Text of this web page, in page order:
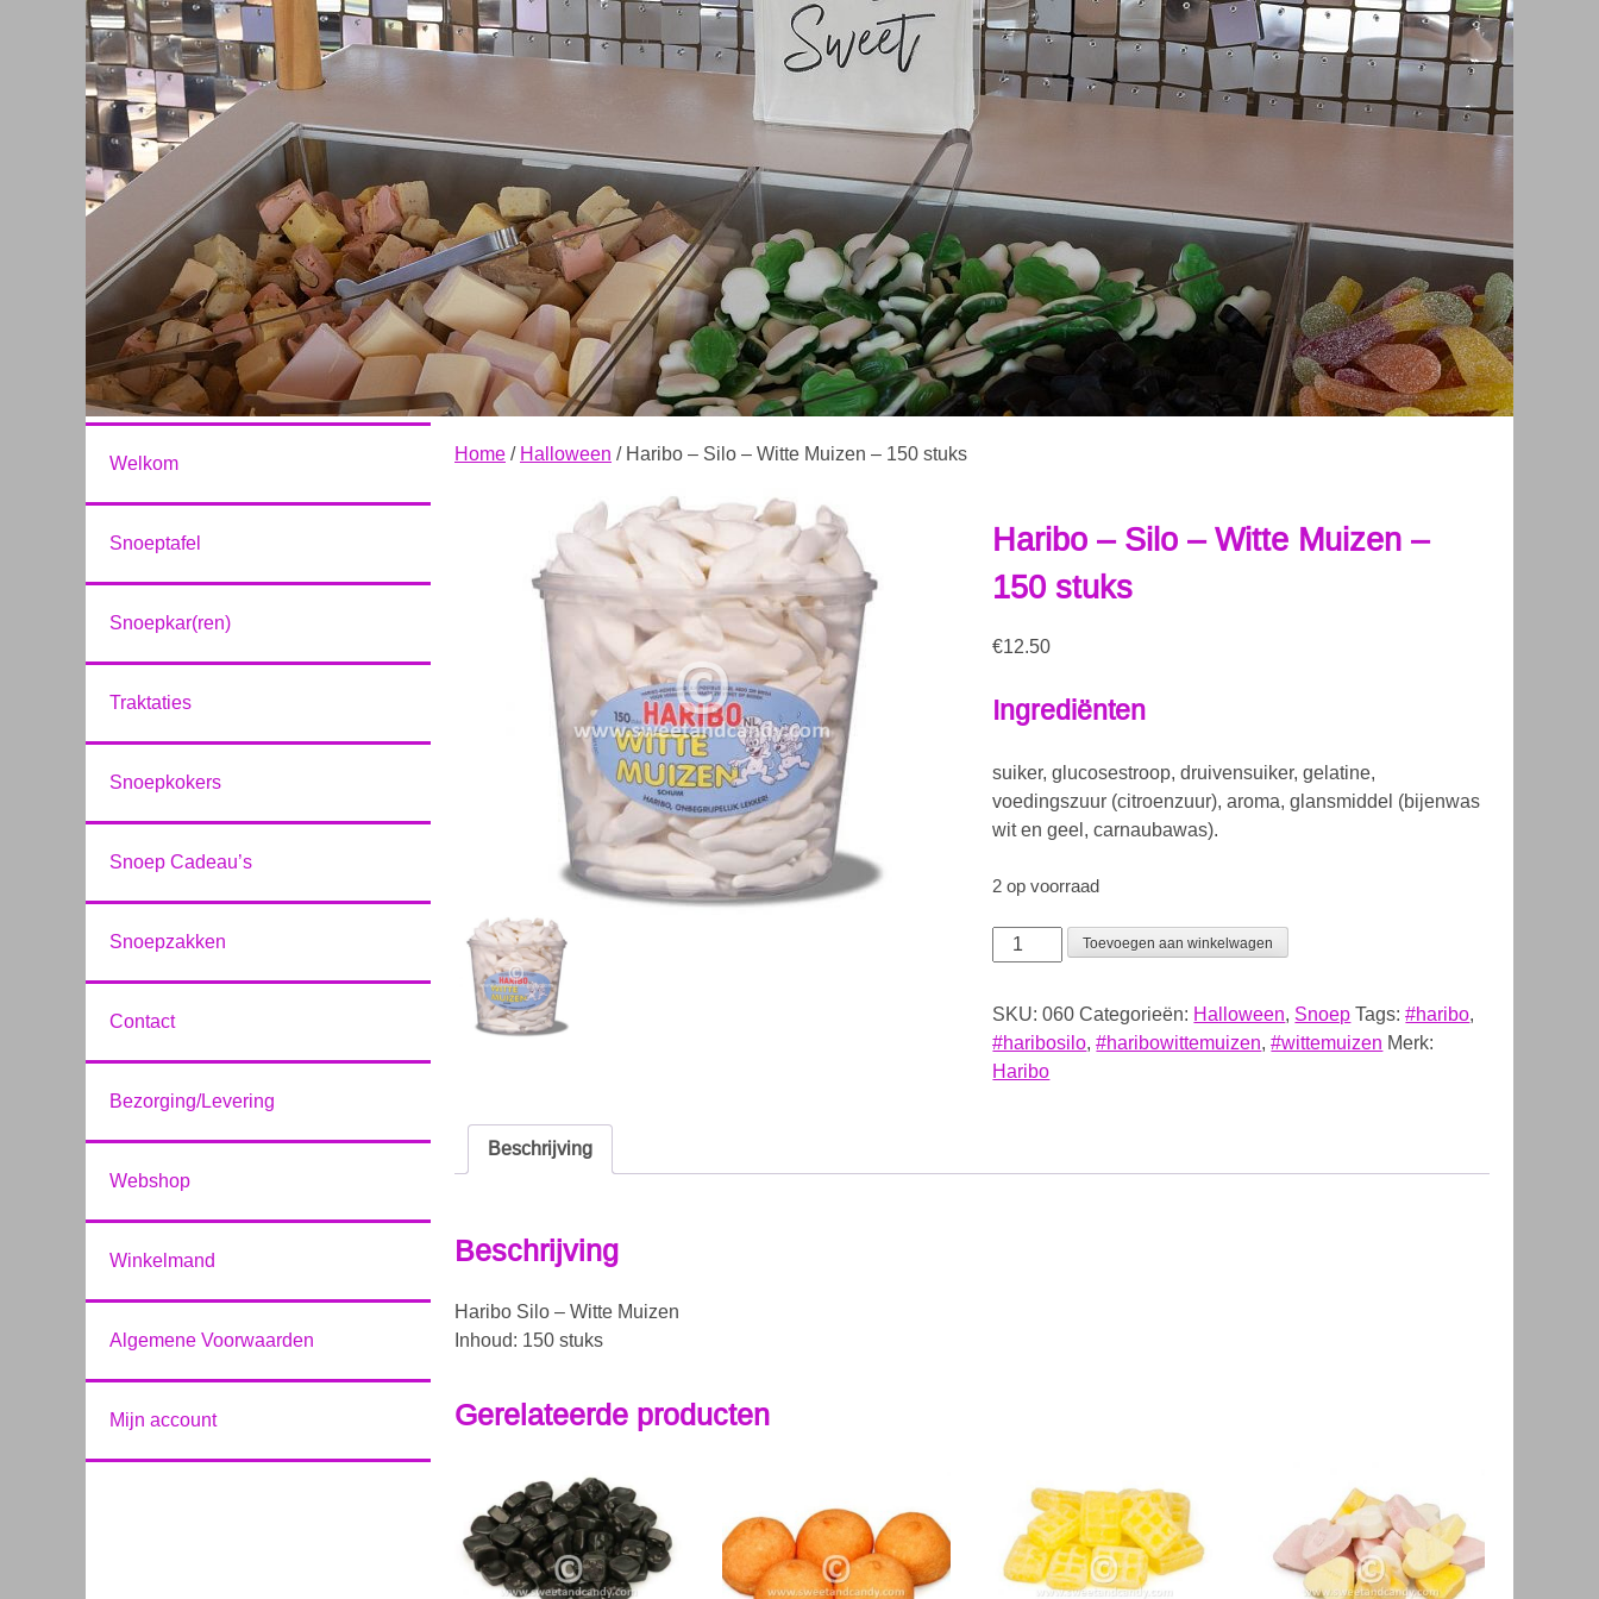
Home / Halloween / Haribo – Silo – Witte Muizen – 150 stuks
Haribo – Silo – Witte Muizen –
150 stuks
€12.50
Ingrediënten
suiker, glucosestroop, druivensuiker, gelatine,
voedingszuur (citroenzuur), aroma, glansmiddel (bijenwas
wit en geel, carnaubawas).
2 op voorraad
Toevoegen aan winkelwagen
SKU:060 Categorieën: Halloween, Snoep Tags:#haribo,
#haribosilo,#haribowittemuizen,#wittemuizen Merk:
Haribo
Beschrijving
Beschrijving
Haribo Silo – Witte Muizen
Inhoud: 150 stuks
Gerelateerde producten
Welkom
Snoeptafel
Snoepkar(ren)
Traktaties
Snoepkokers
Snoep Cadeau’s
Snoepzakken
Contact
Bezorging/Levering
Webshop
Winkelmand
Algemene Voorwaarden
Mijn account